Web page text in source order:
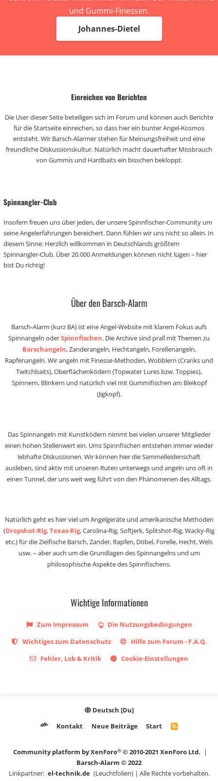
und Gummi-Finessen.
Johannes-Dietel
Einreichen von Berichten
Die User dieser Seite beteiligen sich im Forum und können auch Berichte
für die Startseite einreichen, so dass hier ein bunter Angel-Kosmos
entsteht. Wir Barsch-Alarmer stehen für Meinungsfreiheit und eine
freundliche Diskussionskultur. Natürlich macht dauerhafter Missbrauch
von Gummis und Hardbaits ein bisschen bekloppt.
Spinnangler-Club
Insofern freuen uns über jeden, der unsere Spinnfischer-Community um
seine Angelerfahrungen bereichert. Dann fühlen wir uns nicht so allein. In
diesem Sinne: Herzlich willkommen in Deutschlands größtem
Spinnangler-Club. Über 20.000 Anmeldungen können nicht lügen – hier
bist Du richtig!
Über den Barsch-Alarm
Barsch-Alarm (kurz BA) ist eine Angel-Website mit klarem Fokus aufs
Spinnangeln oderSpinnfischen. Die Archive sind prall mit Themen zu
Barschangeln, Zanderangeln, Hechtangeln, Forellenangeln,
Rapfenangeln. Wir angeln mit Finesse-Methoden, Wobblern (Cranks und
Twitchbaits), Oberflächenködern (Topwater Lures bzw. Toppies),
Spinnern, Blinkern und natürlich viel mit Gummifischen am Bleikopf
(Jigkopf).
Das Spinnangeln mit Kunstködern nimmt bei vielen unserer Mitglieder
einen hohen Stellenwert ein. Ums Spinnfischen entstehen immer wieder
lebhafte Diskussionen. Wir können hier die Sammelleidenschaft
ausleben, sind aktiv mit unseren Ruten unterwegs und angeln uns oft in
einen Tunnel, der uns weit weg führt von den Phänomenen des Alltags.
Natürlich geht es hier viel um Angelgeräte und amerikanische Methoden
(Dropshot-Rig,Texas-Rig, Carolina-Rig, Softjerk, Splitshot-Rig, Wacky-Rig
etc.) für die Zielfische Barsch, Zander, Rapfen, Döbel, Forelle, Hecht, Wels
usw. – aber auch um die Grundlagen des Spinnangelns und um
philosophische Aspekte des Spinnfischens.
Wichtige Informationen
Zum Impressum
Die Nutzungsbedingungen
Wichtiges zum Datenschutz
Hilfe zum Forum - F.A.Q.
Fehler, Lob & Kritik
Cookie-Einstellungen
Deutsch [Du]
Kontakt
Neue Beiträge Start
R
Community platform by XenForo® © 2010-2021 XenForo Ltd.
|
Barsch-Alarm © 2022
Linkpartner: el-technik.de (Leuchtfolien) | Alle Rechte vorbehalten.